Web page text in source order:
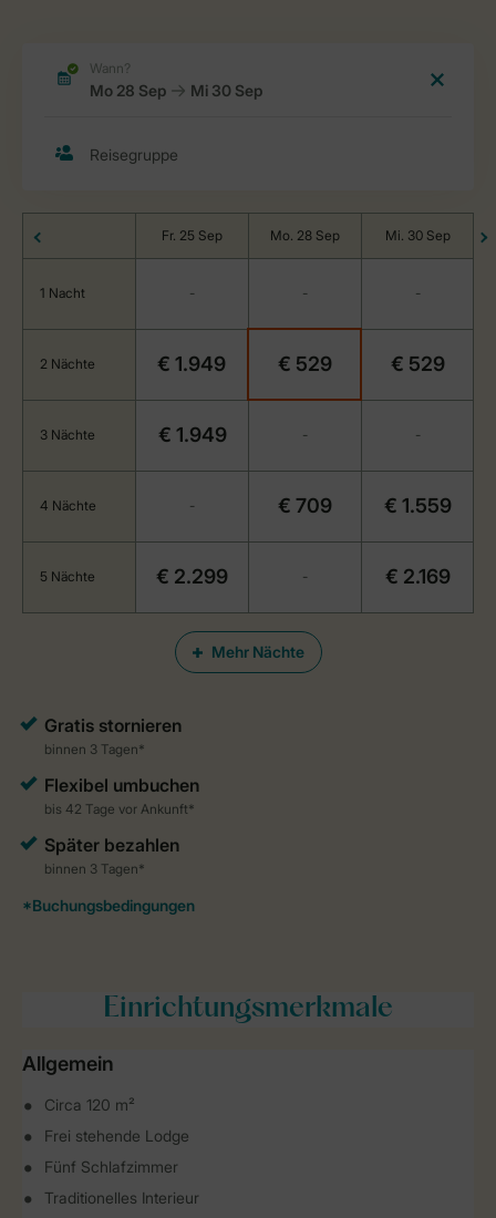
Mehr Nächte
Fr. 25 Sep Mo. 28 Sep Mi. 30 Sep
1 Nacht - - -
2 Nächte € 1.949 € 529 € 529
3 Nächte € 1.949 - -
4 Nächte - € 709 € 1.559
5 Nächte € 2.299 - € 2.169
Einrichtungsmerkmale
Allgemein
Circa 120 m²
Frei stehende Lodge
Fünf Schlafzimmer
Traditionelles Interieur